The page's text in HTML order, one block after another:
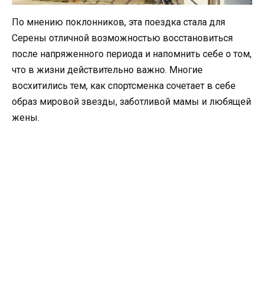
По мнению поклонников, эта поездка стала для
Серены отличной возможностью восстановиться
после напряженного периода и напомнить себе о том,
что в жизни действительно важно. Многие
восхитились тем, как спортсменка сочетает в себе
образ мировой звезды, заботливой мамы и любящей
жены.